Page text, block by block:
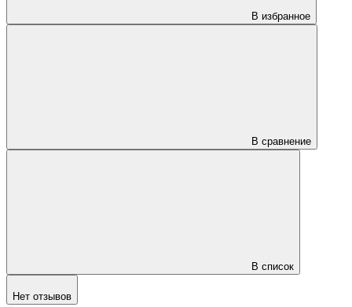
В избранное
В сравнение
В список
Нет отзывов